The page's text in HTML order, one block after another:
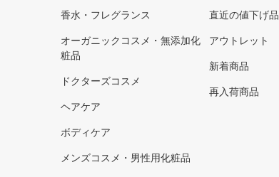
香水・フレグランス
オーガニックコスメ・無添加化
粧品
ドクターズコスメ
ヘアケア
ボディケア
メンズコスメ・男性用化粧品
直近の値下げ品
アウトレット
新着商品
再入荷商品